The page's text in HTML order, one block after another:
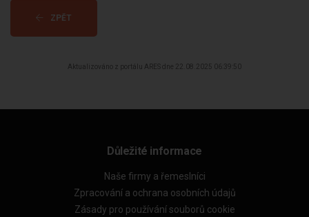
ZPĚT
Aktualizováno z portálu ARES dne 22.08.2025 06:39:50
Důležité informace
Naše firmy a řemeslníci
Zpracování a ochrana osobních údajů
Zásady pro používání souborů cookie